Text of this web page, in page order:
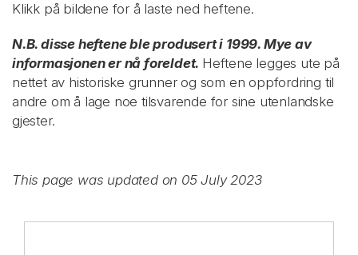
Klikk på bildene for å laste ned heftene.
N.B. disse heftene ble produsert i 1999. Mye av
informasjonen er nå foreldet. Heftene legges ute på
nettet av historiske grunner og som en oppfordring til
andre om å lage noe tilsvarende for sine utenlandske
gjester.
This page was updated on 05 July 2023